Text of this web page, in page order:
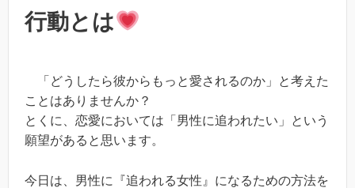
行動とは
「どうしたら彼からもっと愛されるのか」と考えた
ことはありませんか？
とくに、恋愛においては「男性に追われたい」という
願望があると思います。
今日は、男性に『追われる女性』になるための方法を